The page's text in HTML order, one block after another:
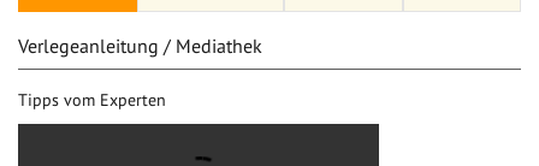
Verlegeanleitung / Mediathek
Tipps vom Experten